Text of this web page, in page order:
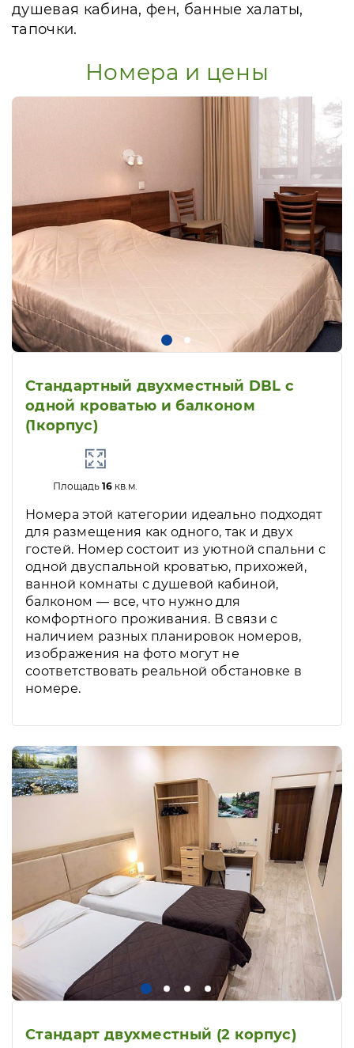
душевая кабина, фен, банные халаты,
тапочки.
Номера и цены
Стандартный двухместный DBL с
одной кроватью и балконом
(1корпус)
Площадь16 кв.м.
Номера этой категории идеально подходят
для размещения как одного, так и двух
гостей. Номер состоит из уютной спальни с
одной двуспальной кроватью, прихожей,
ванной комнаты с душевой кабиной,
балконом — все, что нужно для
комфортного проживания. В связи с
наличием разных планировок номеров,
изображения на фото могут не
соответствовать реальной обстановке в
номере.
Стандарт двухместный (2 корпус)